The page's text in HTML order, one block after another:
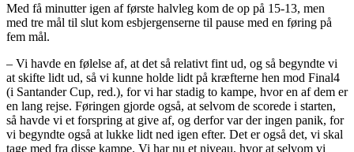
Med få minutter igen af første halvleg kom de op på 15-13, men
med tre mål til slut kom esbjergenserne til pause med en føring på
fem mål.
– Vi havde en følelse af, at det så relativt fint ud, og så begyndte vi
at skifte lidt ud, så vi kunne holde lidt på kræfterne hen mod Final4
(i Santander Cup, red.), for vi har stadig to kampe, hvor en af dem er
en lang rejse. Føringen gjorde også, at selvom de scorede i starten,
så havde vi et forspring at give af, og derfor var der ingen panik, for
vi begyndte også at lukke lidt ned igen efter. Det er også det, vi skal
tage med fra disse kampe. Vi har nu et niveau, hvor at selvom vi